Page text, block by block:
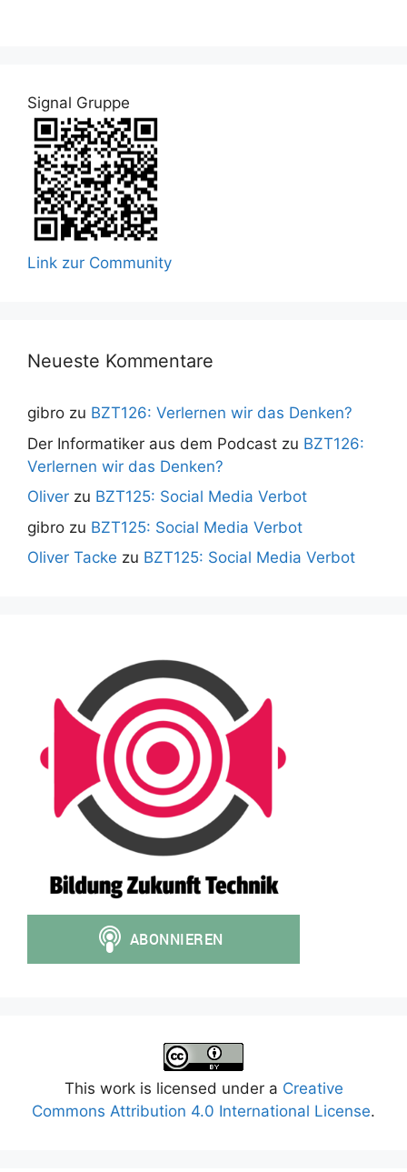
Signal Gruppe
Link zur Community
Neueste Kommentare
gibro zu BZT126: Verlernen wir das Denken?
Der Informatiker aus dem Podcast zu BZT126:
Verlernen wir das Denken?
Oliver zu BZT125: Social Media Verbot
gibro zu BZT125: Social Media Verbot
Oliver Tacke zu BZT125: Social Media Verbot
This work is licensed under a Creative
Commons Attribution 4.0 International License.